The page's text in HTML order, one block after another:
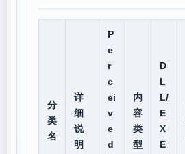
分
类
名
详
细
说
明
P
e
r
c
ei
v
e
d
内
容
类
型
D
L
L/
E
X
E